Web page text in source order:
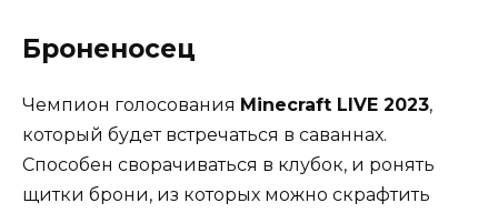
Броненосец
Чемпион голосования Minecraft LIVE 2023,
который будет встречаться в саваннах.
Способен сворачиваться в клубок, и ронять
щитки брони, из которых можно скрафтить